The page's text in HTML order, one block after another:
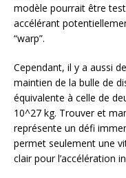
modèle pourrait être
accélérant
“warp”.
Cependant, il y a aussi
maintien de la bulle de
équivalente à celle de
10^27 kg. Trouver et
représente un défi
permet seulement une
clair pour l’accélération